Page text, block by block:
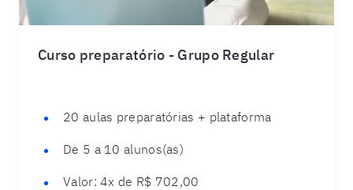
Curso preparatório - Grupo Regular
20 aulas preparatórias + plataforma
De 5 a 10 alunos(as)
Valor: 4x de R$ 702,00